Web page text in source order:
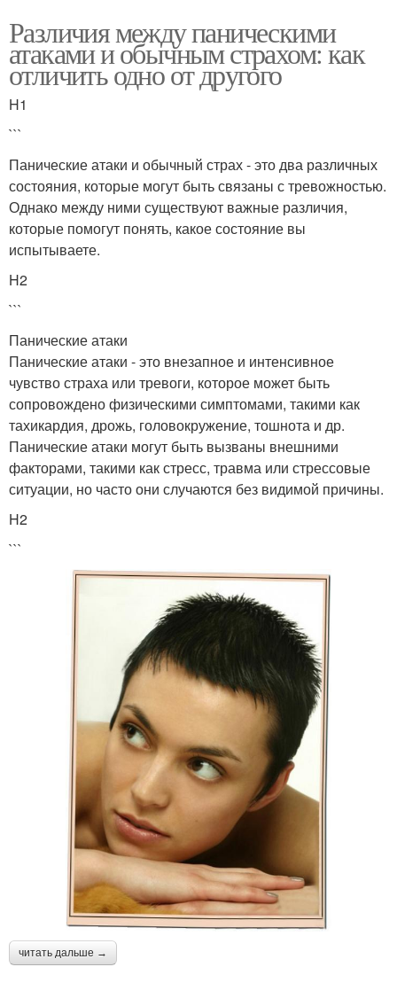
Различия между паническими
атаками и обычным страхом: как
отличить одно от другого
H1
```
Панические атаки и обычный страх - это два различных
состояния, которые могут быть связаны с тревожностью.
Однако между ними существуют важные различия,
которые помогут понять, какое состояние вы
испытываете.
H2
```
Панические атаки
Панические атаки - это внезапное и интенсивное
чувство страха или тревоги, которое может быть
сопровождено физическими симптомами, такими как
тахикардия, дрожь, головокружение, тошнота и др.
Панические атаки могут быть вызваны внешними
факторами, такими как стресс, травма или стрессовые
ситуации, но часто они случаются без видимой причины.
H2
```
читать дальше →